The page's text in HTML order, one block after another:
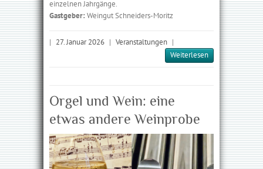
einzelnen Jahrgänge.
Gastgeber: Weingut Schneiders-Moritz
| 27. Januar 2026 | Veranstaltungen |
Weiterlesen
Orgel und Wein: eine
etwas andere Weinprobe